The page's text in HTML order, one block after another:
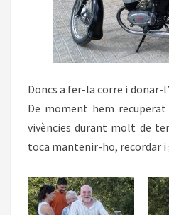
Doncs a fer-la corre i donar-
De moment hem
vivències durant molt de
toca mantenir-ho, recordar i